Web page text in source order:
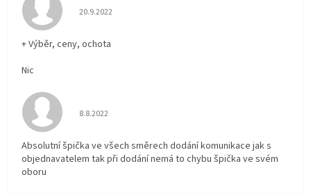
Hodnocení obchodu je 5 z 5 hvězdiček.
20.9.2022
+ Výběr, ceny, ochota
Nic
Hodnocení obchodu je 5 z 5 hvězdiček.
8.8.2022
Absolutní špička ve všech směrech dodání komunikace jak s
objednavatelem tak při dodání nemá to chybu špička ve svém
oboru